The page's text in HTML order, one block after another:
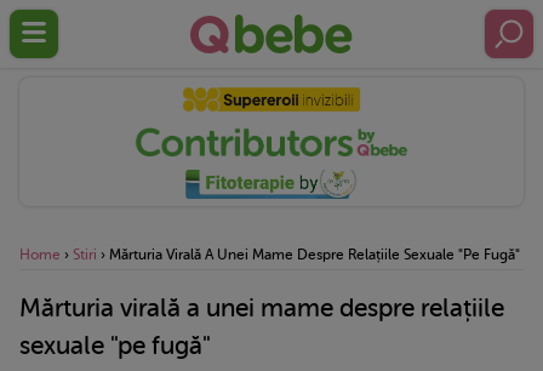
Home › Stiri › Mărturia Virală A Unei Mame Despre Relațiile Sexuale "pe Fugă"
Mărturia virală a unei mame despre relațiile
sexuale "pe fugă"